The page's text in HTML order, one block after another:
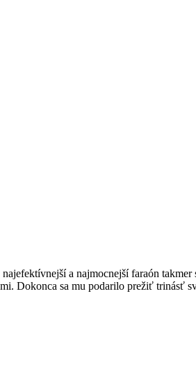
a najmocnejší faraón takmer
Dokonca sa mu podarilo prežiť trinásť